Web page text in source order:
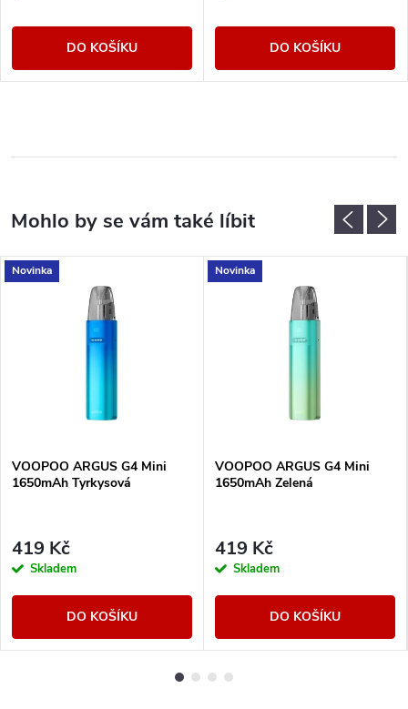
DO KOŠÍKU DO KOŠÍKU
Novinka
VOOPOO ARGUS G4 Mini
1650mAh Tyrkysová
419 Kč
Skladem
DO KOŠÍKU
Novinka
VOOPOO ARGUS G4 Mini
1650mAh Zelená
419 Kč
Skladem
DO KOŠÍKU